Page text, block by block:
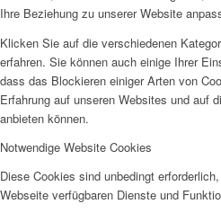
Ihre Beziehung zu unserer Website
Klicken Sie auf die verschiedenen
erfahren. Sie können auch einige Ihrer
dass das Blockieren einiger Arten von
Erfahrung auf unseren Websites und auf
anbieten können.
Notwendige Website Cookies
Diese Cookies sind unbedingt
Webseite verfügbaren Dienste und